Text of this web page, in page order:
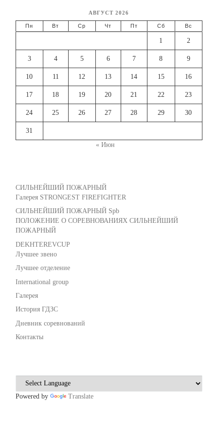
АВГУСТ 2026
Пн Вт Ср Чт Пт Сб Вс
1 2
3 4 5 6 7 8 9
10 11 12 13 14 15 16
17 18 19 20 21 22 23
24 25 26 27 28 29 30
31
« Июн
СИЛЬНЕЙШИЙ ПОЖАРНЫЙ
Галерея STRONGEST FIREFIGHTER
СИЛЬНЕЙШИЙ ПОЖАРНЫЙ Spb
ПОЛОЖЕНИЕ О СОРЕВНОВАНИЯХ СИЛЬНЕЙШИЙ
ПОЖАРНЫЙ
DEKHTEREVCUP
Лучшее звено
Лучшее отделение
International group
Галерея
История ГДЗС
Дневник соревнований
Контакты
Powered by Translate